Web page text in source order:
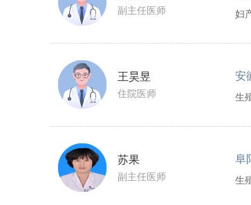
副主任医师 妇
王昊昱
住院医师
安
生
苏果
副主任医师
阜
生